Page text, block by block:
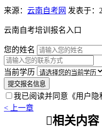
来源： 云南自考网 发表于：
云南自考培训报名入口
您的姓名
当前学历
提交报名信息
我已阅读并同意 《用户隐
< 上一章
相关内容